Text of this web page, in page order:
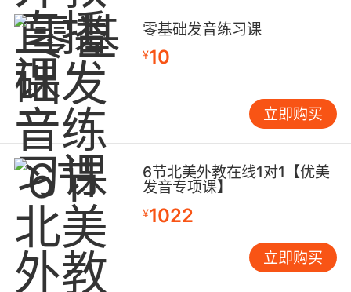
零基础发音练习课
¥10
立即购买
6节北美外教在线1对1【优美
发音专项课】
¥1022
立即购买